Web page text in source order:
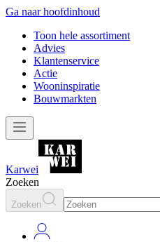
Ga naar hoofdinhoud
Toon hele assortiment
Advies
Klantenservice
Actie
Wooninspiratie
Bouwmarkten
Karwei
Zoeken
Zoeken